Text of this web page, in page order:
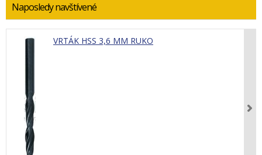
Naposledy navštívené
VRTÁK HSS 3,6 MM RUKO